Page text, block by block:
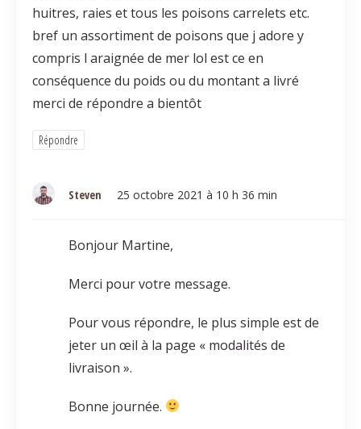
huitres, raies et tous les poisons carrelets etc.
bref un assortiment de poisons que j adore y
compris l araignée de mer lol est ce en
conséquence du poids ou du montant a livré
merci de répondre a bientôt
Répondre
Steven 25 octobre 2021 à 10 h 36 min
Bonjour Martine,
Merci pour votre message.
Pour vous répondre, le plus simple est de
jeter un œil à la page « modalités de
livraison ».
Bonne journée.